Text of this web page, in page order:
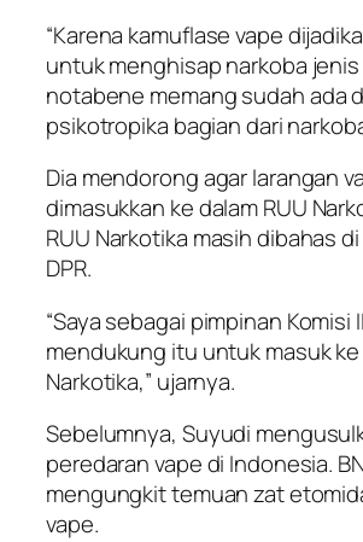
“Karena kamuflase vape
untuk menghisap narkoba
notabene memang sudah ada
psikotropika bagian dari
Dia mendorong agar larangan
dimasukkan ke dalam RUU
RUU Narkotika masih dibahas di
DPR.
“Saya sebagai pimpinan Komisi
mendukung itu untuk masuk ke
Narkotika,” ujarnya.
Sebelumnya, Suyudi
peredaran vape di Indonesia.
mengungkit temuan zat
vape.